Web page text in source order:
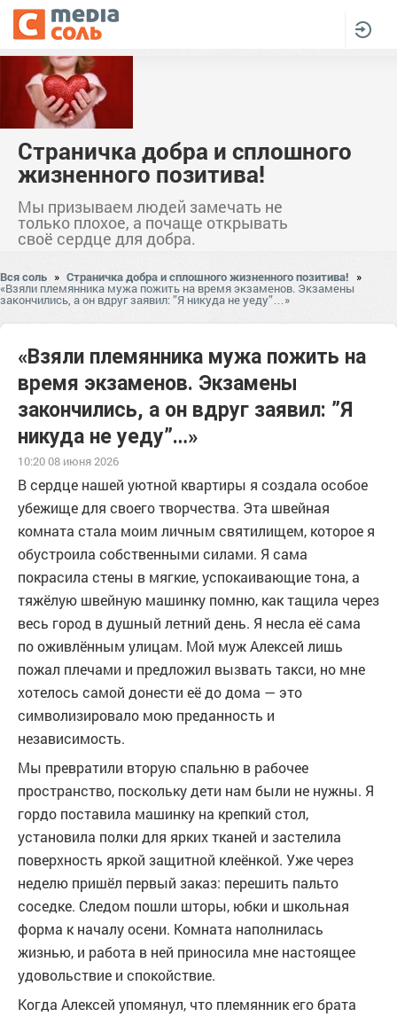
Страничка добра и сплошного
жизненного позитива!
Мы призываем людей замечать не
только плохое, а почаще открывать
своё сердце для добра.
Вся соль » Страничка добра и сплошного жизненного позитива! »
«Взяли племянника мужа пожить на время экзаменов. Экзамены
закончились, а он вдруг заявил: ”Я никуда не уеду”…»
«Взяли племянника мужа пожить на
время экзаменов. Экзамены
закончились, а он вдруг заявил: ”Я
никуда не уеду”…»
10:20 08 июня 2026
В сердце нашей уютной квартиры я создала особое
убежище для своего творчества. Эта швейная
комната стала моим личным святилищем, которое я
обустроила собственными силами. Я сама
покрасила стены в мягкие, успокаивающие тона, а
тяжёлую швейную машинку помню, как тащила через
весь город в душный летний день. Я несла её сама
по оживлённым улицам. Мой муж Алексей лишь
пожал плечами и предложил вызвать такси, но мне
хотелось самой донести её до дома — это
символизировало мою преданность и
независимость.
Мы превратили вторую спальню в рабочее
пространство, поскольку дети нам были не нужны. Я
гордо поставила машинку на крепкий стол,
установила полки для ярких тканей и застелила
поверхность яркой защитной клеёнкой. Уже через
неделю пришёл первый заказ: перешить пальто
соседке. Следом пошли шторы, юбки и школьная
форма к началу осени. Комната наполнилась
жизнью, и работа в ней приносила мне настоящее
удовольствие и спокойствие.
Когда Алексей упомянул, что племянник его брата